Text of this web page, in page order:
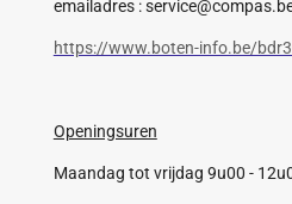
emailadres :
https://www.boten-info.be/
Openingsuren
Maandag tot vrijdag 9u00 -